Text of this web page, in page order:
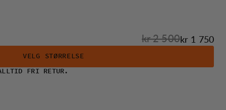
Originalpris:
kr 2 500Salgspris
kr 1 750
VELG STØRRELSE
FRI RETUR.